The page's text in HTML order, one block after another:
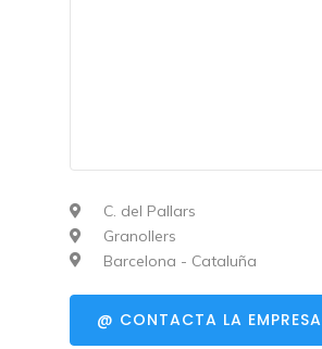
C. del Pallars
Granollers
Barcelona - Cataluña
@ CONTACTA LA EMPRESA